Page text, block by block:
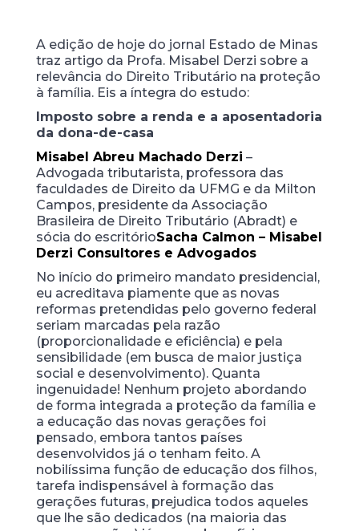
A edição de hoje do jornal Estado de Minas
traz artigo da Profa. Misabel Derzi sobre a
relevância do Direito Tributário na proteção
à família. Eis a íntegra do estudo:
Imposto sobre a renda e a aposentadoria
da dona-de-casa
Misabel Abreu Machado Derzi –
Advogada tributarista, professora das
faculdades de Direito da UFMG e da Milton
Campos, presidente da Associação
Brasileira de Direito Tributário (Abradt) e
sócia do escritórioSacha Calmon – Misabel
Derzi Consultores e Advogados
No início do primeiro mandato presidencial,
eu acreditava piamente que as novas
reformas pretendidas pelo governo federal
seriam marcadas pela razão
(proporcionalidade e eficiência) e pela
sensibilidade (em busca de maior justiça
social e desenvolvimento). Quanta
ingenuidade! Nenhum projeto abordando
de forma integrada a proteção da família e
a educação das novas gerações foi
pensado, embora tantos países
desenvolvidos já o tenham feito. A
nobilíssima função de educação dos filhos,
tarefa indispensável à formação das
gerações futuras, prejudica todos aqueles
que lhe são dedicados (na maioria das